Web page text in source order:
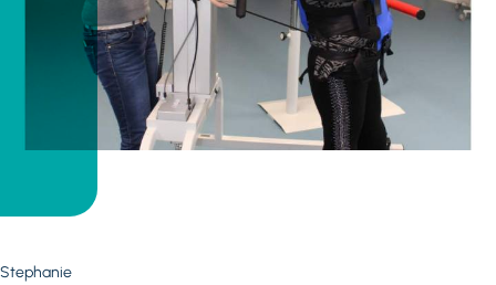
Stephanie